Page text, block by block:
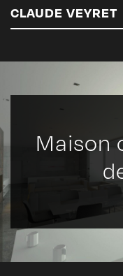
CLAUDE VEYRET
Maison
Panneau de